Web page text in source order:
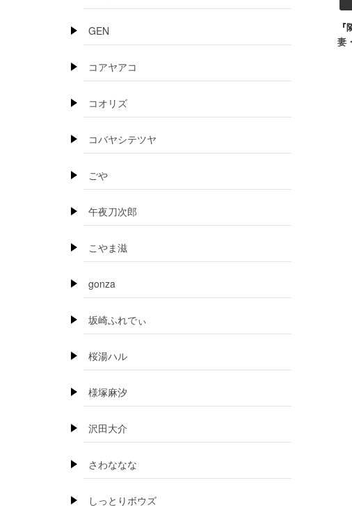
『隣の奥さん
妻
GEN
コアヤアコ
コオリズ
コバヤシテツヤ
ごや
午夜刀次郎
こやま滋
gonza
坂崎ふれでぃ
桜湯ハル
様塚麻汐
沢田大介
さわななな
しっとりボウズ